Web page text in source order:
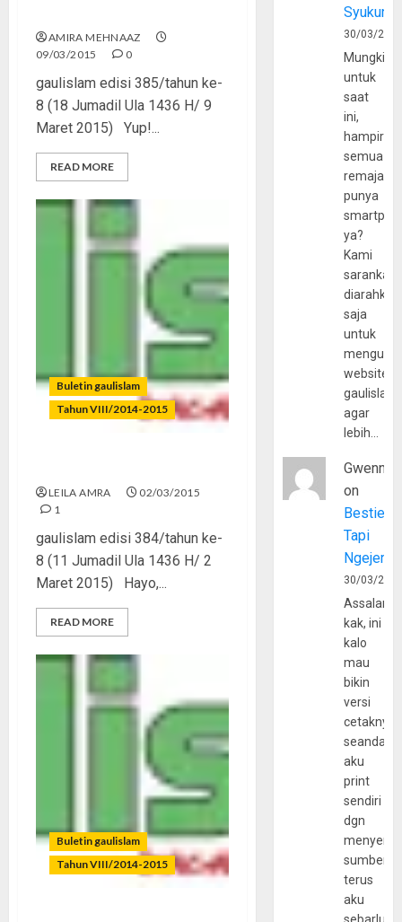
AMIRA MEHNAAZ
09/03/2015
0
gaulislam edisi 385/tahun ke-
8 (18 Jumadil Ula 1436 H/ 9
Maret 2015) Yup!...
READ MORE
Buletin gaulislam
Tahun VIII/2014-2015
LEILA AMRA
02/03/2015
1
gaulislam edisi 384/tahun ke-
8 (11 Jumadil Ula 1436 H/ 2
Maret 2015) Hayo,...
READ MORE
Buletin gaulislam
Tahun VIII/2014-2015
Syukur
30/03/
Mungkin
untuk
saat
ini,
hampir
semua
remaja
punya
ya?
Kami
sarankan,
diarahkan
saja
untuk
website
agar
lebih…
Gwenny
on
Bestie
Tapi
30/03/
kak, ini
kalo
mau
bikin
versi
cetaknya
aku
print
sendiri
dgn
sumber
terus
aku